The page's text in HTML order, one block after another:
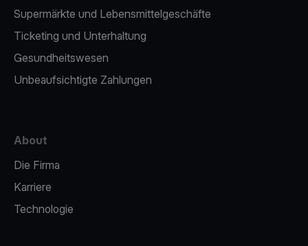
Supermärkte und Lebensmittelgeschäfte
Ticketing und Unterhaltung
Gesundheitswesen
Unbeaufsichtigte Zahlungen
About
Die Firma
Karriere
Technologie